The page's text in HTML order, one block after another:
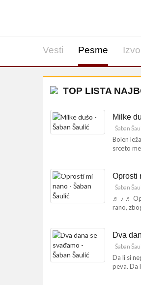
Vesti Pesme
TOP LISTA
Milke
Šaban
Bolen
srceto
Oprosti
Šaban
♬ ♪ ♬
rano,
Dva
Šaban
Da li si
peva. Da